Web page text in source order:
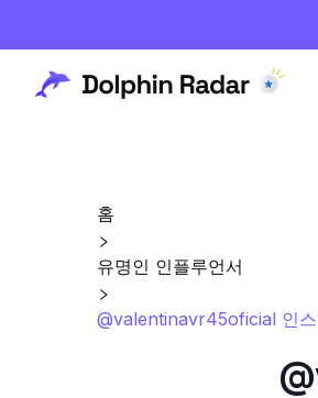
홈
유명인 인플루언서
@valentinavr45oficial 인